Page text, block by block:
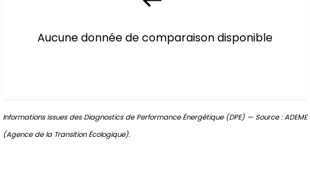
Aucune donnée de comparaison disponible
Informations issues des Diagnostics de Performance Énergétique (DPE) — Source : ADEME
(Agence de la Transition Écologique).